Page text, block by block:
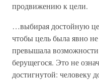
продвижению к цели.
…выбирая достойную
чтобы цель была явно
превышала возможности
берущегося. Это не
достигнутой: человеку